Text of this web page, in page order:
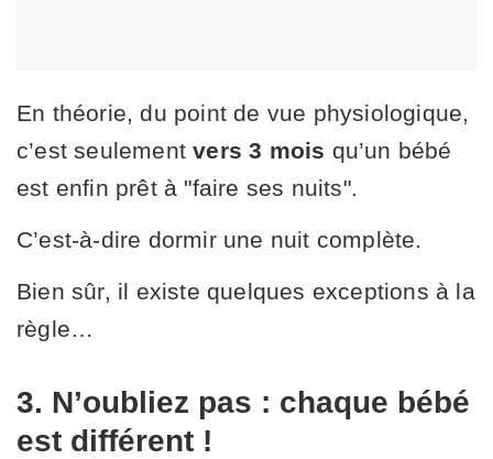
En théorie, du point de vue physiologique,
c’est seulementvers 3 mois qu’un bébé
est enfin prêt à "faire ses nuits".
C’est-à-dire dormir une nuit complète.
Bien sûr, il existe quelques exceptions à la
règle…
3. N’oubliez pas : chaque bébé
est différent !